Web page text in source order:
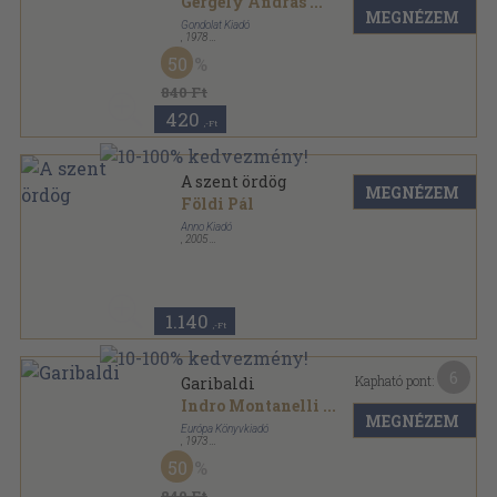
Gondolat Kiadó
1978
Ragasztott papírkötés
Magyar História sorozat
840 Ft
50
420 ,-Ft
MEGNÉZEM
A szent ördög
Földi Pál
Anno Kiadó
2005
1.140 ,-Ft
MEGNÉZEM
Garibaldi
Indro Montanelli ...
Európa Könyvkiadó
1973
Vászon
Századok-emberek sorozat
50
Kapható pont:
MEGNÉZEM